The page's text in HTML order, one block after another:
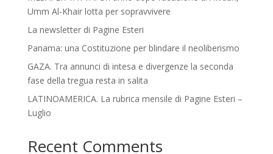
Umm Al-Khair lotta per sopravvivere
La newsletter di Pagine Esteri
Panama: una Costituzione per blindare il neoliberismo
GAZA. Tra annunci di intesa e divergenze la seconda
fase della tregua resta in salita
LATINOAMERICA. La rubrica mensile di Pagine Esteri –
Luglio
Recent Comments